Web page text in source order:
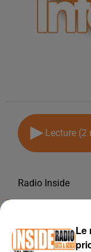
Lecture (2
Radio Inside
7 février 2023 - 2
INTERVIEW DE
BILLÈRE, SUR RADIO
Le